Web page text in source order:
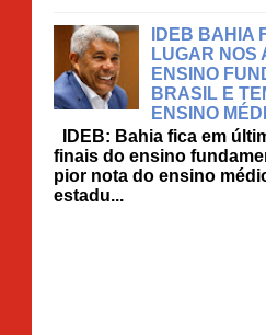
IDEB BAHIA
LUGAR NOS
ENSINO
BRASIL E
ENSINO
IDEB: Bahia fica em
finais do ensino
pior nota do ensino
estadu...